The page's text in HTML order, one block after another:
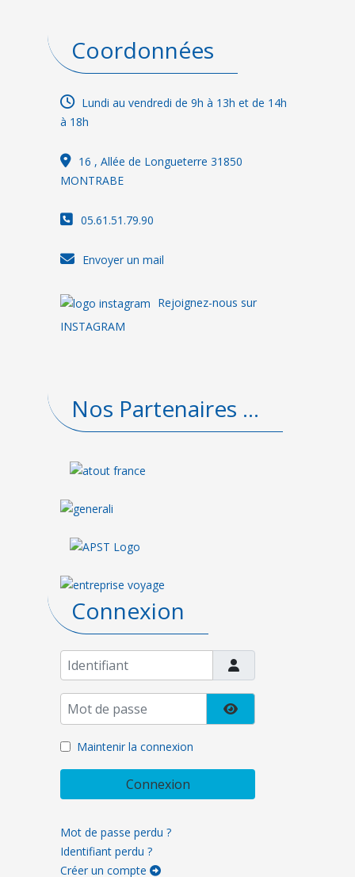
Coordonnées
Lundi au vendredi de 9h à 13h et de 14h
à 18h
16 , Allée de Longueterre 31850
MONTRABE
05.61.51.79.90
Envoyer un mail
Rejoignez-nous sur
INSTAGRAM
Nos Partenaires ...
Connexion
Identifiant
Mot de passe
Afficher le mot de
Maintenir la connexion
Connexion
Mot de passe perdu ?
Identifiant perdu ?
Créer un compte